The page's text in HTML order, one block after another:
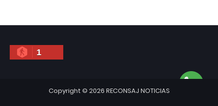
1
Copyright © 2026 RECONSAJ NOTICIAS